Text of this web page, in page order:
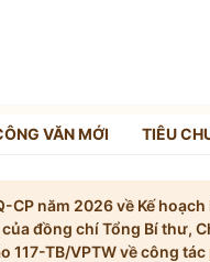
VĂN MỚI TIÊU
CP năm 2026 về Kế
đồng chí Tổng Bí thư,
117-TB/VPTW về công